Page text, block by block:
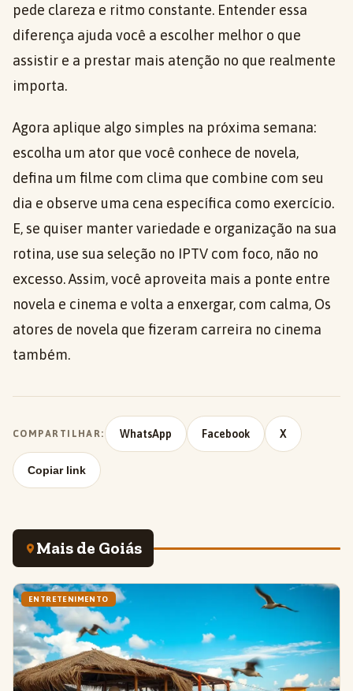
pede clareza e ritmo constante. Entender essa
diferença ajuda você a escolher melhor o que
assistir e a prestar mais atenção no que realmente
importa.
Agora aplique algo simples na próxima semana:
escolha um ator que você conhece de novela,
defina um filme com clima que combine com seu
dia e observe uma cena específica como exercício.
E, se quiser manter variedade e organização na sua
rotina, use sua seleção no IPTV com foco, não no
excesso. Assim, você aproveita mais a ponte entre
novela e cinema e volta a enxergar, com calma, Os
atores de novela que fizeram carreira no cinema
também.
COMPARTILHAR: WhatsApp Facebook X
Copiar link
Mais de Goiás
ENTRETENIMENTO